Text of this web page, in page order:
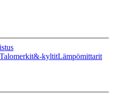
Talomerkit&-kyltitLämpömittarit